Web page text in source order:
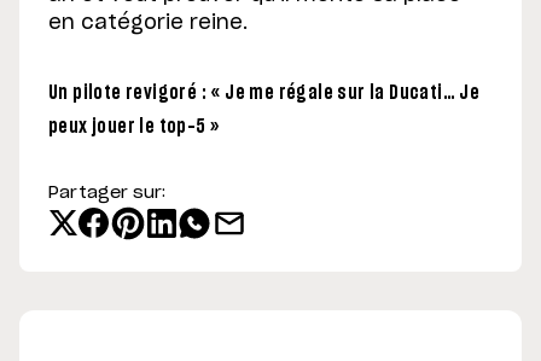
en catégorie reine.
Un pilote revigoré : « Je me régale sur la Ducati… Je
peux jouer le top-5 »
Partager sur: